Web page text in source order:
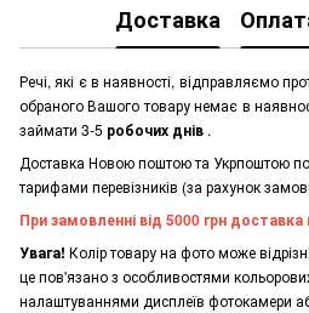
Доставка
Речі, які є в наявності, відправляємо
обраного Вашого товару немає в
займати 3-5 робочих днів .
Доставка Новою поштою та Укрпоштою по
тарифами перевізників (за рахунок
При замовленні від 5000 грн
Увага! Колір товару на фото може
це пов'язано з особливостями
налаштуваннями дисплеїв фотокамери